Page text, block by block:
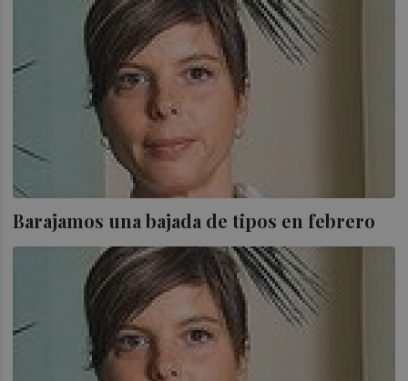
Barajamos una bajada de tipos en febrero